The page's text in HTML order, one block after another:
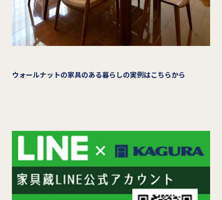
ウォールナットの家具のある暮らしの実例はこちらから